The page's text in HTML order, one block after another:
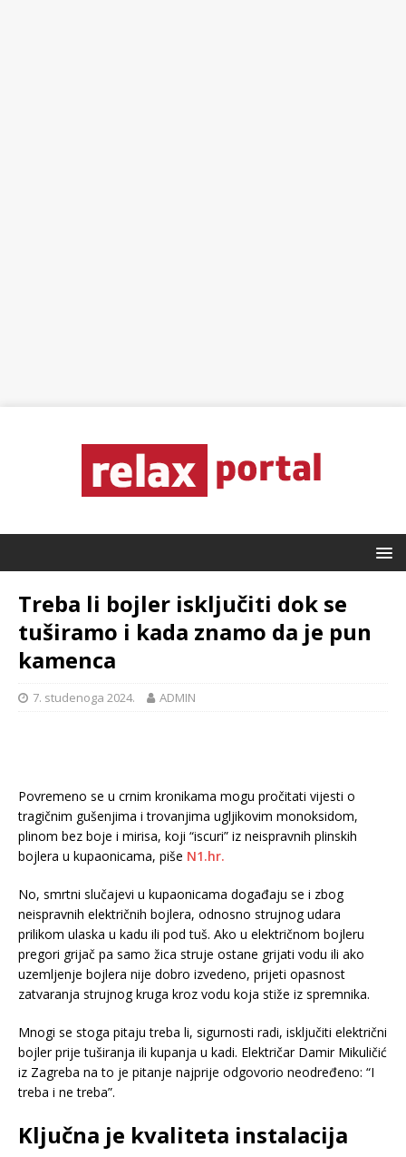
Treba li bojler isključiti dok se
tuširamo i kada znamo da je pun
kamenca
7. studenoga 2024. ADMIN
Povremeno se u crnim kronikama mogu pročitati vijesti o
tragičnim gušenjima i trovanjima ugljikovim monoksidom,
plinom bez boje i mirisa, koji “iscuri” iz neispravnih plinskih
bojlera u kupaonicama, piše N1.hr.
No, smrtni slučajevi u kupaonicama događaju se i zbog
neispravnih električnih bojlera, odnosno strujnog udara
prilikom ulaska u kadu ili pod tuš. Ako u električnom bojleru
pregori grijač pa samo žica struje ostane grijati vodu ili ako
uzemljenje bojlera nije dobro izvedeno, prijeti opasnost
zatvaranja strujnog kruga kroz vodu koja stiže iz spremnika.
Mnogi se stoga pitaju treba li, sigurnosti radi, isključiti električni
bojler prije tuširanja ili kupanja u kadi. Električar Damir Mikuličić
iz Zagreba na to je pitanje najprije odgovorio neodređeno: “I
treba i ne treba”.
Ključna je kvaliteta instalacija